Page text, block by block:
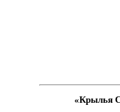
«Крылья